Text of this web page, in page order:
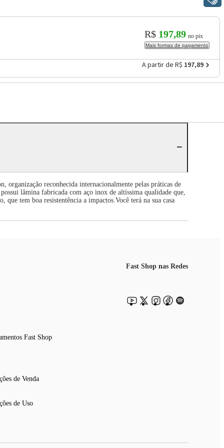
R$ 197,89 no pix
Mais formas de pagamento
A partir de R$ 197,89
organização reconhecida internacionalmente pelas práticas de
lâmina fabricada com aço inox de altíssima qualidade que,
tem boa resistentência a impactos.Você terá na sua casa
Fast Shop
de Venda
de Uso
Fast Shop nas Redes